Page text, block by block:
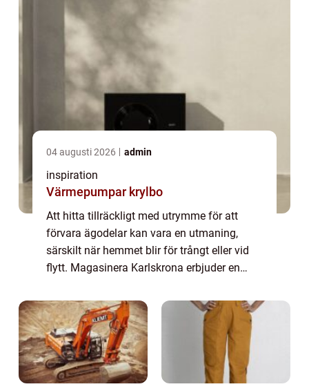
04 augusti 2026 admin
inspiration
Värmepumpar krylbo
Att hitta tillräckligt med utrymme för att
förvara ägodelar kan vara en utmaning,
särskilt när hemmet blir för trångt eller vid
flytt. Magasinera Karlskrona erbjuder en